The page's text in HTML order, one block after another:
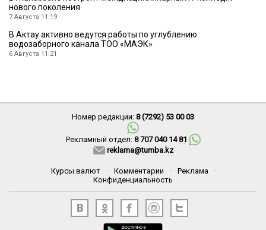
нового поколения
7 Августа 11:19
В Актау активно ведутся работы по углублению
водозаборного канала ТОО «МАЭК»
6 Августа 11:21
Номер редакции: 8 (7292) 53 00 03
Рекламный отдел: 8 707 040 14 81
reklama@tumba.kz
Курсы валют · Комментарии · Реклама
·
Конфиденциальность